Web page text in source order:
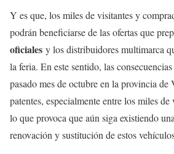
Y es que, los miles de visitantes y
podrán beneficiarse de las ofertas que
oficiales y los distribuidores multimarca
la feria. En este sentido, las
pasado mes de octubre en la provincia de
patentes, especialmente entre los miles
lo que provoca que aún siga existiendo
renovación y sustitución de estos